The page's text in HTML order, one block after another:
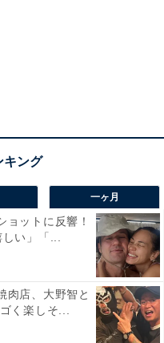
一ヶ月
ョットに反響！
い」「...
肉店、大野智と
く楽しそ...